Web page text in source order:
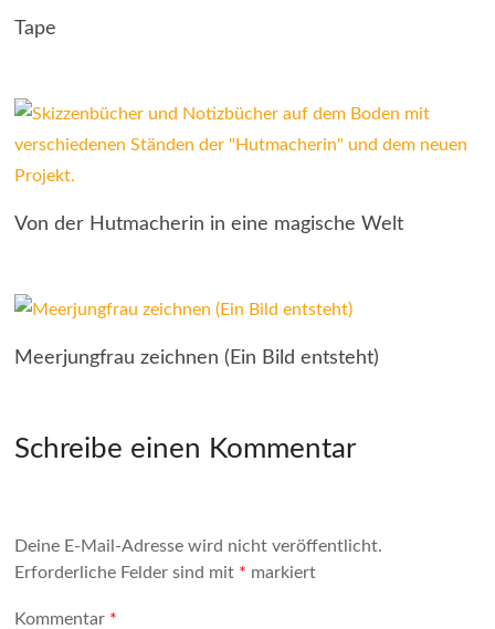
Tape
Von der Hutmacherin in eine magische Welt
Meerjungfrau zeichnen (Ein Bild entsteht)
Schreibe einen Kommentar
Deine E-Mail-Adresse wird nicht veröffentlicht.
Erforderliche Felder sind mit * markiert
Kommentar *